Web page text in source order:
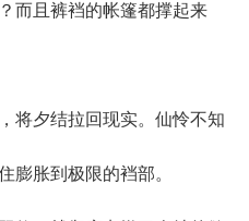
且裤裆的帐篷都撑起来
夕结拉回现实。仙怜不知
膨胀到极限的裆部。